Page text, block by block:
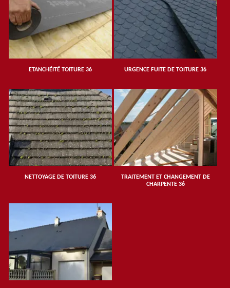
ETANCHÉITÉ TOITURE 36 URGENCE FUITE DE TOITURE 36
NETTOYAGE DE TOITURE 36
TRAITEMENT ET CHANGEMENT DE
CHARPENTE 36